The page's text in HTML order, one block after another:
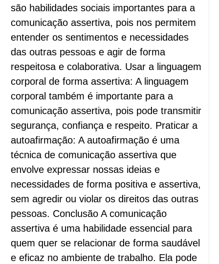
são habilidades sociais importantes para a
comunicação assertiva, pois nos permitem
entender os sentimentos e necessidades
das outras pessoas e agir de forma
respeitosa e colaborativa. Usar a linguagem
corporal de forma assertiva: A linguagem
corporal também é importante para a
comunicação assertiva, pois pode transmitir
segurança, confiança e respeito. Praticar a
autoafirmação: A autoafirmação é uma
técnica de comunicação assertiva que
envolve expressar nossas ideias e
necessidades de forma positiva e assertiva,
sem agredir ou violar os direitos das outras
pessoas. Conclusão A comunicação
assertiva é uma habilidade essencial para
quem quer se relacionar de forma saudável
e eficaz no ambiente de trabalho. Ela pode